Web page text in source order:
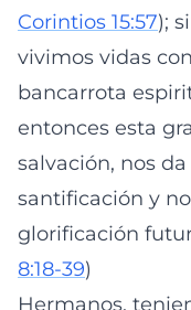
Corintios 15:57);
vivimos vidas
bancarrota
entonces esta
salvación, nos
santificación y
glorificación
8:18-39)
Hermanos,